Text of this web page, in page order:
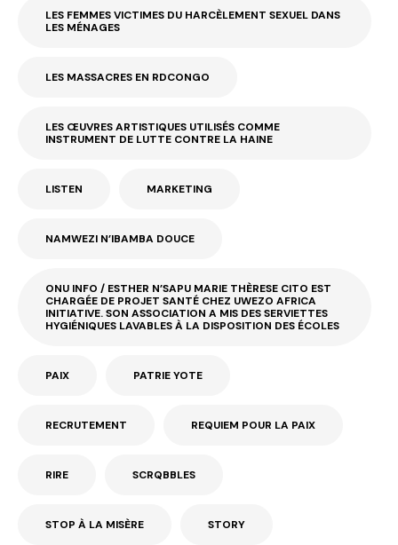
LES FEMMES VICTIMES DU HARCÈLEMENT SEXUEL DANS
LES MÉNAGES
LES MASSACRES EN RDCONGO
LES ŒUVRES ARTISTIQUES UTILISÉS COMME
INSTRUMENT DE LUTTE CONTRE LA HAINE
LISTEN MARKETING
NAMWEZI N’IBAMBA DOUCE
ONU INFO / ESTHER N’SAPU MARIE THÈRESE CITO EST
CHARGÉE DE PROJET SANTÉ CHEZ UWEZO AFRICA
INITIATIVE. SON ASSOCIATION A MIS DES SERVIETTES
HYGIÉNIQUES LAVABLES À LA DISPOSITION DES ÉCOLES
PAIX PATRIE YOTE
RECRUTEMENT REQUIEM POUR LA PAIX
RIRE SCRQBBLES
STOP À LA MISÈRE STORY